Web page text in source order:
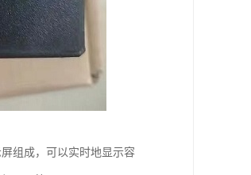
组成，可以实时地显示容